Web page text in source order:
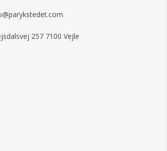
257 7100 Vejle